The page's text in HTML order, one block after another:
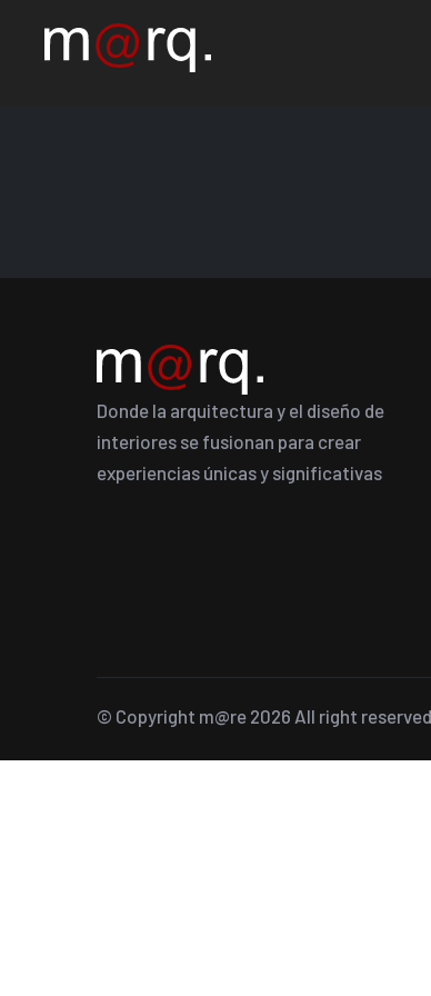
Donde la arquitectura y el diseño de
interiores se fusionan para crear
experiencias únicas y significativas
© Copyright m@re 2026 All right